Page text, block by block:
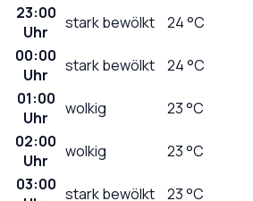
23:00
Uhr
stark bewölkt 24°C
00:00
Uhr
stark bewölkt 24°C
01:00
Uhr
wolkig 23°C
02:00
Uhr
wolkig 23°C
03:00 stark bewölkt 23°C